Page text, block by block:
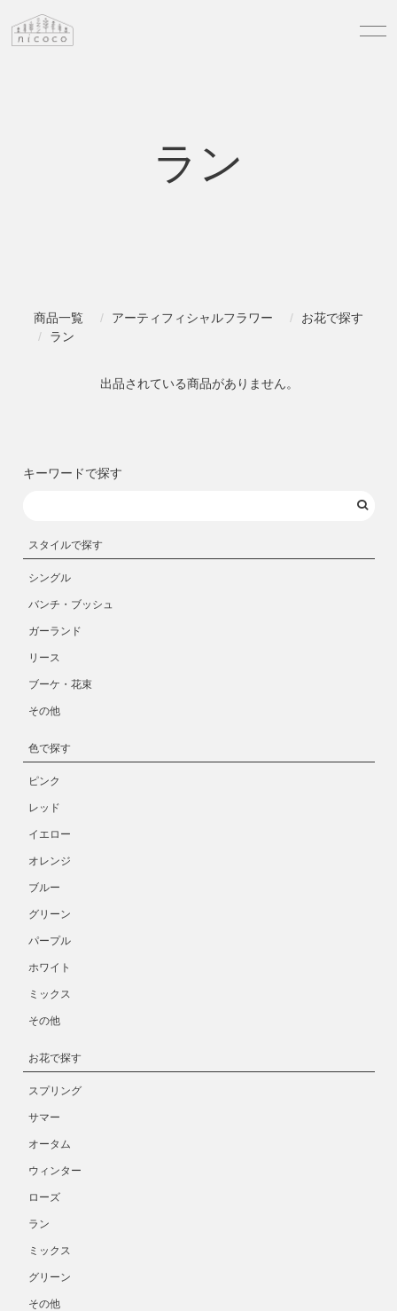
ラン
商品一覧 アーティフィシャルフラワー
お花で探す
ラン
出品されている商品がありません。
キーワードで探す
スタイルで探す
シングル
バンチ・ブッシュ
ガーランド
リース
ブーケ・花束
その他
色で探す
ピンク
レッド
イエロー
オレンジ
ブルー
グリーン
パープル
ホワイト
ミックス
その他
お花で探す
スプリング
サマー
オータム
ウィンター
ローズ
ラン
ミックス
グリーン
その他